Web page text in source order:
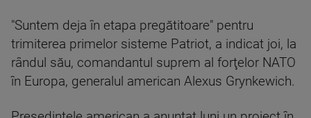
"Suntem deja în etapa pregătitoare" pentru
trimiterea primelor sisteme Patriot, a indicat joi, la
rândul său, comandantul suprem al forţelor NATO
în Europa, generalul american Alexus Grynkewich.